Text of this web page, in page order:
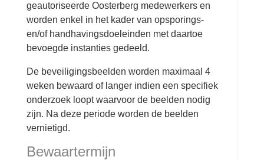
geautoriseerde Oosterberg medewerkers en
worden enkel in het kader van opsporings-
en/of handhavingsdoeleinden met daartoe
bevoegde instanties gedeeld.
De beveiligingsbeelden worden maximaal 4
weken bewaard of langer indien een specifiek
onderzoek loopt waarvoor de beelden nodig
zijn. Na deze periode worden de beelden
vernietigd.
Bewaartermijn